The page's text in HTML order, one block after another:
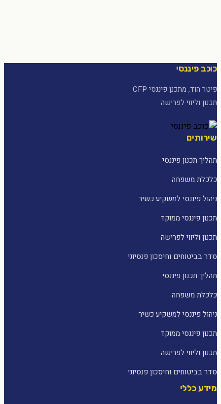
כוכב פיננסי
פיטר הוד, מתכנן פיננסי CFP
תכנון וליווי לפרישה
שירותים
תהליך תכנון פיננסי
כלכלת משפחה
ניהול פיננסי למשקיע כשיר
תכנון פיננסי ממוקד
תכנון וליווי לפרישה
סדר בביטוחים וחיסכון פנסיוני
תהליך תכנון פיננסי
כלכלת משפחה
ניהול פיננסי למשקיע כשיר
תכנון פיננסי ממוקד
תכנון וליווי לפרישה
סדר בביטוחים וחיסכון פנסיוני
מידע כללי